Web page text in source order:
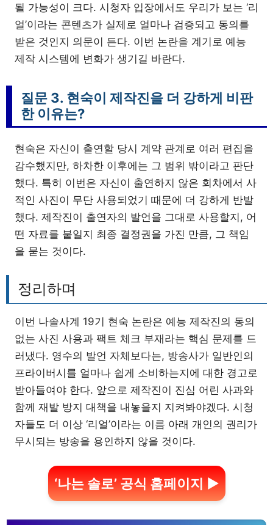
될 가능성이 크다. 시청자 입장에서도 우리가 보는 ‘리
얼’이라는 콘텐츠가 실제로 얼마나 검증되고 동의를
받은 것인지 의문이 든다. 이번 논란을 계기로 예능
제작 시스템에 변화가 생기길 바란다.
질문 3. 현숙이 제작진을 더 강하게 비판
한 이유는?
현숙은 자신이 출연할 당시 계약 관계로 여러 편집을
감수했지만, 하차한 이후에는 그 범위 밖이라고 판단
했다. 특히 이번은 자신이 출연하지 않은 회차에서 사
적인 사진이 무단 사용되었기 때문에 더 강하게 반발
했다. 제작진이 출연자의 발언을 그대로 사용할지, 어
떤 자료를 붙일지 최종 결정권을 가진 만큼, 그 책임
을 묻는 것이다.
정리하며
이번 나솔사계 19기 현숙 논란은 예능 제작진의 동의
없는 사진 사용과 팩트 체크 부재라는 핵심 문제를 드
러냈다. 영수의 발언 자체보다는, 방송사가 일반인의
프라이버시를 얼마나 쉽게 소비하는지에 대한 경고로
받아들여야 한다. 앞으로 제작진이 진심 어린 사과와
함께 재발 방지 대책을 내놓을지 지켜봐야겠다. 시청
자들도 더 이상 ‘리얼’이라는 이름 아래 개인의 권리가
무시되는 방송을 용인하지 않을 것이다.
‘나는 솔로’ 공식 홈페이지 ▶